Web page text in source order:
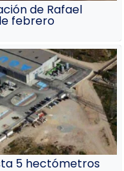
de Rafael
febrero
5 hectómetros